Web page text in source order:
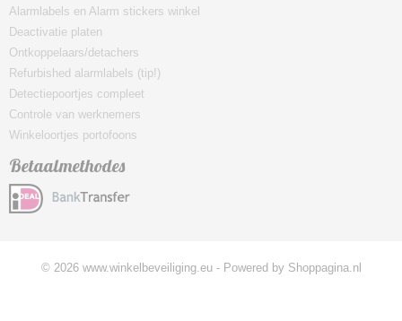
Alarmlabels en Alarm stickers winkel
Deactivatie platen
Ontkoppelaars/detachers
Refurbished alarmlabels (tip!)
Detectiepoortjes compleet
Controle van werknemers
Winkeloortjes portofoons
Betaalmethodes
© 2026 www.winkelbeveiliging.eu - Powered by Shoppagina.nl